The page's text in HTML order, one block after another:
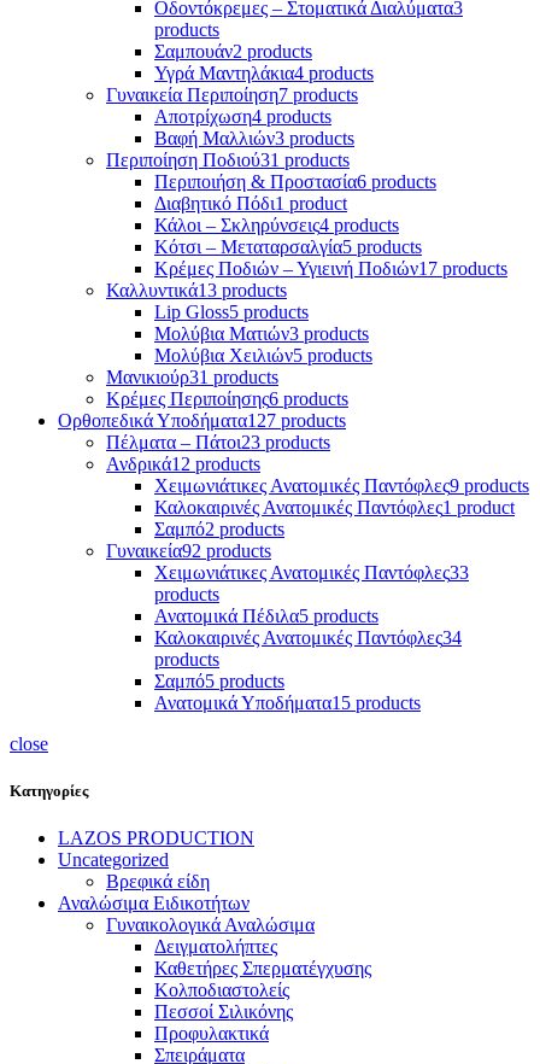
Οδοντόκρεμες – Στοματικά Διαλύματα3
products
Σαμπουάν2 products
Υγρά Μαντηλάκια4 products
Γυναικεία Περιποίηση7 products
Αποτρίχωση4 products
Βαφή Μαλλιών3 products
Περιποίηση Ποδιού31 products
Περιποιήση & Προστασία6 products
Διαβητικό Πόδι1 product
Κάλοι – Σκληρύνσεις4 products
Κότσι – Μεταταρσαλγία5 products
Κρέμες Ποδιών – Υγιεινή Ποδιών17 products
Καλλυντικά13 products
Lip Gloss5 products
Μολύβια Ματιών3 products
Μολύβια Χειλιών5 products
Μανικιούρ31 products
Κρέμες Περιποίησης6 products
Ορθοπεδικά Υποδήματα127 products
Πέλματα – Πάτοι23 products
Ανδρικά12 products
Χειμωνιάτικες Ανατομικές Παντόφλες9 products
Καλοκαιρινές Ανατομικές Παντόφλες1 product
Σαμπό2 products
Γυναικεία92 products
Χειμωνιάτικες Ανατομικές Παντόφλες33
products
Ανατομικά Πέδιλα5 products
Καλοκαιρινές Ανατομικές Παντόφλες34
products
Σαμπό5 products
Ανατομικά Υποδήματα15 products
close
Κατηγορίες
LAZOS PRODUCTION
Uncategorized
Βρεφικά είδη
Αναλώσιμα Ειδικοτήτων
Γυναικολογικά Αναλώσιμα
Δειγματολήπτες
Καθετήρες Σπερματέγχυσης
Κολποδιαστολείς
Πεσσοί Σιλικόνης
Προφυλακτικά
Σπειράματα